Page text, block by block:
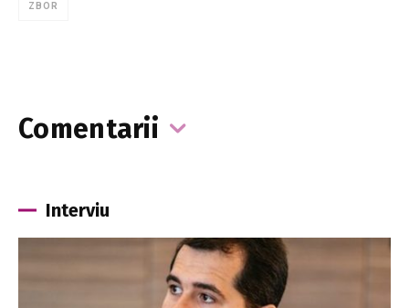
ZBOR
Comentarii
Interviu